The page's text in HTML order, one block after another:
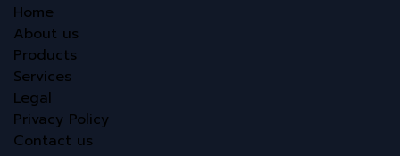
Home
About us
Products
Services
Legal
Privacy Policy
Contact us